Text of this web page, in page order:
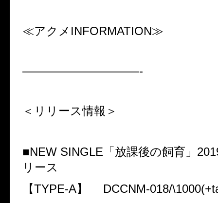
≪アクメ INFORMATION≫
——————————-
＜リリース情報＞
■NEW SINGLE 「放課後の飼育」
リース
【TYPE-A】
DCCNM-018/